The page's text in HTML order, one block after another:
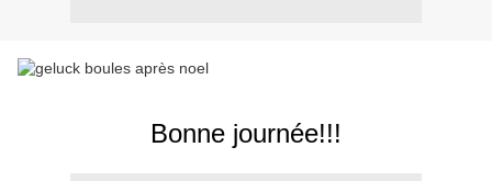
Bonne journée!!!